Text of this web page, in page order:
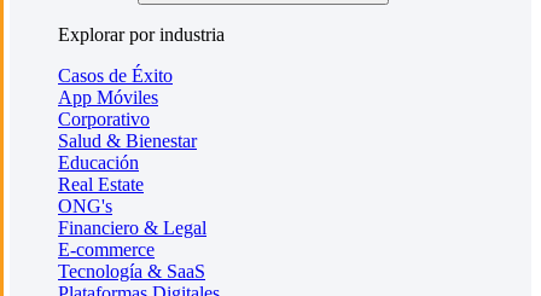
Explorar por industria
Casos de Éxito
App Móviles
Corporativo
Salud & Bienestar
Educación
Real Estate
ONG's
Financiero & Legal
E-commerce
Tecnología & SaaS